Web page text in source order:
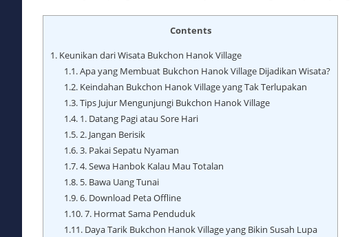
Contents
1. Keunikan dari Wisata Bukchon Hanok Village
1.1.Apa yang Membuat Bukchon Hanok Village Dijadikan Wisata?
1.2.Keindahan Bukchon Hanok Village yang Tak Terlupakan
1.3.Tips Jujur Mengunjungi Bukchon Hanok Village
1.4.1. Datang Pagi atau Sore Hari
1.5.2. Jangan Berisik
1.6.3. Pakai Sepatu Nyaman
1.7.4. Sewa Hanbok Kalau Mau Totalan
1.8.5. Bawa Uang Tunai
1.9.6. Download Peta Offline
1.10.7. Hormat Sama Penduduk
1.11.Daya Tarik Bukchon Hanok Village yang Bikin Susah Lupa